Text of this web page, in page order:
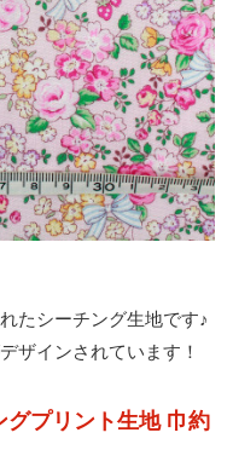
たシーチング生地です♪
ザインされています！
プリント生地 巾約